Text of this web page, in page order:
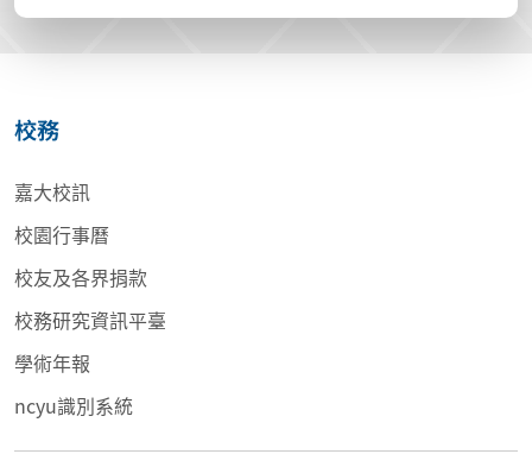
校務
嘉大校訊
校園行事曆
校友及各界捐款
校務研究資訊平臺
學術年報
ncyu識別系統